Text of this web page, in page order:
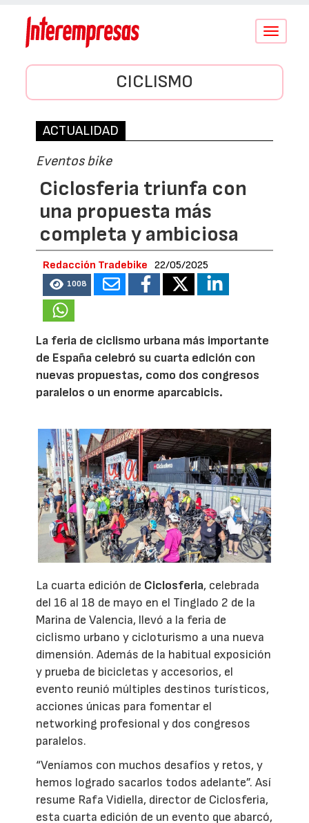
Conmutar
CICLISMO
ACTUALIDAD
Eventos bike
Ciclosferia triunfa con
una propuesta más
completa y ambiciosa
Redacción Tradebike 22/05/2025
1008
La feria de ciclismo urbana más importante
de España celebró su cuarta edición con
nuevas propuestas, como dos congresos
paralelos o un enorme aparcabicis.
La cuarta edición de Ciclosferia, celebrada
del 16 al 18 de mayo en el Tinglado 2 de la
Marina de Valencia, llevó a la feria de
ciclismo urbano y cicloturismo a una nueva
dimensión. Además de la habitual exposición
y prueba de bicicletas y accesorios, el
evento reunió múltiples destinos turísticos,
acciones únicas para fomentar el
networking profesional y dos congresos
paralelos.
“Veníamos con muchos desafíos y retos, y
hemos logrado sacarlos todos adelante”. Así
resume Rafa Vidiella, director de Ciclosferia,
esta cuarta edición de un evento que abarcó,